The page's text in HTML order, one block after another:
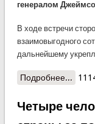
генералом
В ходе встречи
взаимовыгодного
дальнейшему
Подробнее... о
Четыре